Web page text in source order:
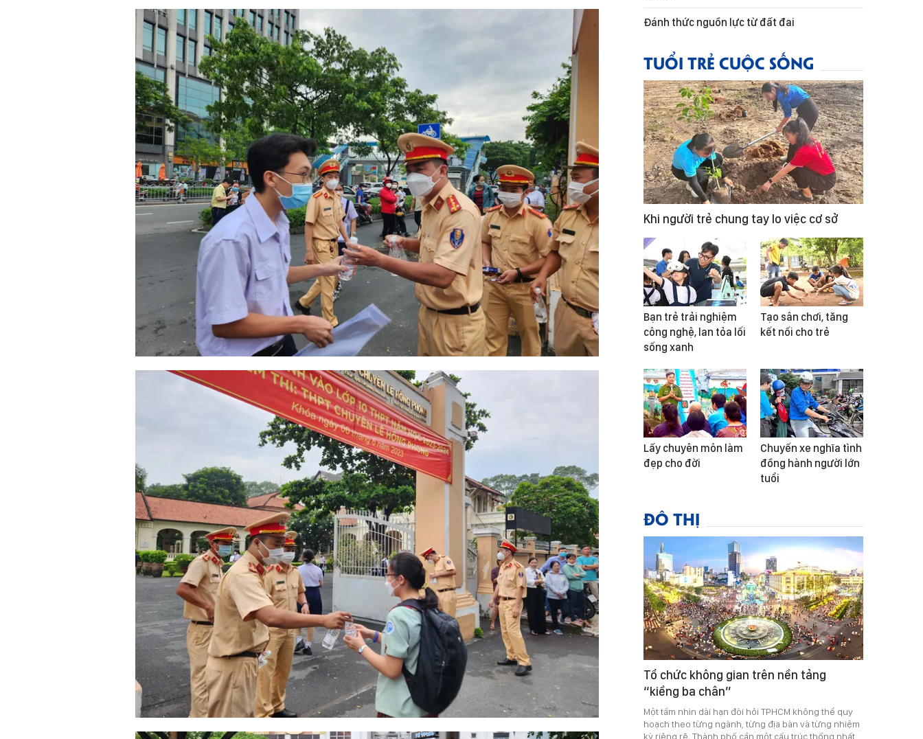
Đánh thức nguồn lực từ đất đai
TUỔI TRẺ CUỘC SỐNG
Khi người trẻ chung tay lo việc cơ sở
Bạn trẻ trải nghiệm
công nghệ, lan tỏa lối
sống xanh
Tạo sân chơi, tăng
kết nối cho trẻ
Lấy chuyên môn làm
đẹp cho đời
Chuyến xe nghĩa tình
đồng hành người lớn
tuổi
ĐÔ THỊ
Tổ chức không gian trên nền tảng
“kiềng ba chân”
Một tầm nhìn dài hạn đòi hỏi TPHCM không thể quy
hoạch theo từng ngành, từng địa bàn và từng nhiệm
kỳ riêng rẽ. Thành phố cần một cấu trúc thống nhất,